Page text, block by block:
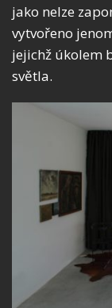
jako nelze
vytvořeno
jejichž úkolem
světla.